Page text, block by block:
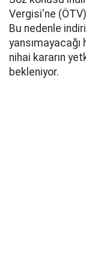
Vergisi'ne
Bu nedenle
nihai kararın
bekleniyor.